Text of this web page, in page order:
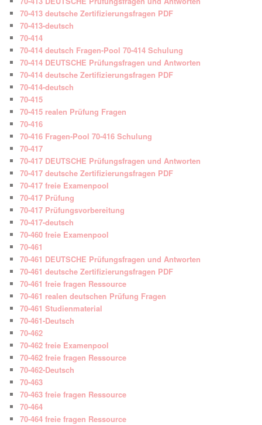
70-413 deutsche Zertifizierungsfragen PDF
70-413-deutsch
70-414
70-414 deutsch Fragen-Pool 70-414 Schulung
70-414 DEUTSCHE Prüfungsfragen und Antworten
70-414 deutsche Zertifizierungsfragen PDF
70-414-deutsch
70-415
70-415 realen Prüfung Fragen
70-416
70-416 Fragen-Pool 70-416 Schulung
70-417
70-417 DEUTSCHE Prüfungsfragen und Antworten
70-417 deutsche Zertifizierungsfragen PDF
70-417 freie Examenpool
70-417 Prüfung
70-417 Prüfungsvorbereitung
70-417-deutsch
70-460 freie Examenpool
70-461
70-461 DEUTSCHE Prüfungsfragen und Antworten
70-461 deutsche Zertifizierungsfragen PDF
70-461 freie fragen Ressource
70-461 realen deutschen Prüfung Fragen
70-461 Studienmaterial
70-461-Deutsch
70-462
70-462 freie Examenpool
70-462 freie fragen Ressource
70-462-Deutsch
70-463
70-463 freie fragen Ressource
70-464
70-464 freie fragen Ressource